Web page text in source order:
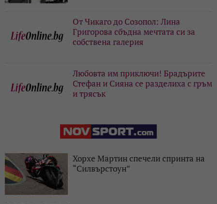
От Чикаго до Созопол: Лина
Григорова сбъдна мечтата си за
собствена галерия
Любовта им приключи! Брадърите
Стефан и Сияна се разделиха с гръм
и трясък
Хорхе Мартин спечели спринта на
“Силвърстоун”